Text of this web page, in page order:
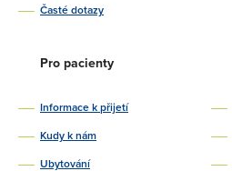
Časté dotazy
Pro pacienty
Informace k přijetí
Kudy k nám
Ubytování